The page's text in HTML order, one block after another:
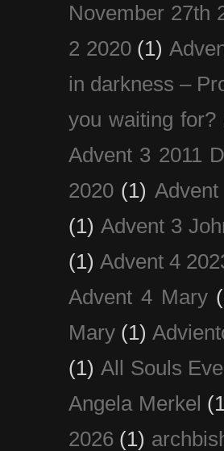
November 27th
2 2020 (1)
in darkness –
you waiting for?
Advent 3 2011
2020 (1) Advent
(1) Advent 3
(1) Advent 4
Advent 4 Mary
Mary (1)
(1) All Souls Eve
Angela Merkel
2026 (1)